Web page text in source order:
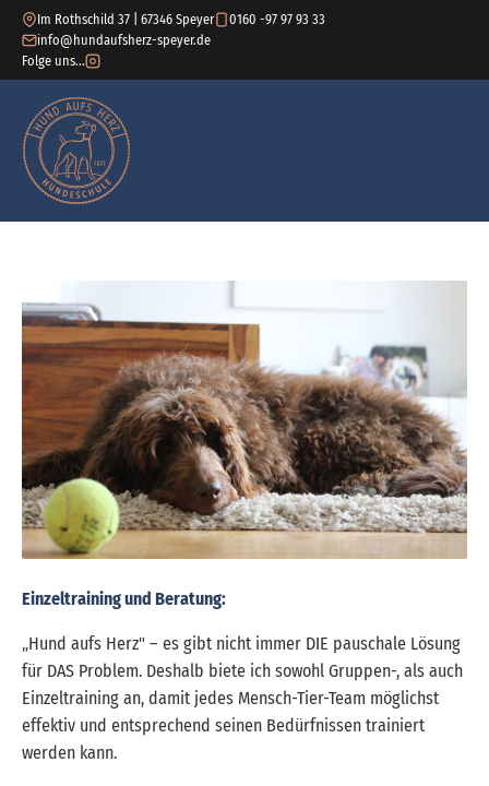
Im Rothschild 37 | 67346 Speyer
0160 -97 97 93 33
info@hundaufsherz-speyer.de
Folge uns...
Einzeltraining und Beratung:
„Hund aufs Herz" – es gibt nicht immer DIE pauschale Lösung
für DAS Problem. Deshalb biete ich sowohl Gruppen-, als auch
Einzeltraining an, damit jedes Mensch-Tier-Team möglichst
effektiv und entsprechend seinen Bedürfnissen trainiert
werden kann.